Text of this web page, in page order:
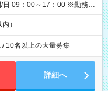
日 09：00～17：00 ※勤務時
）
/ 10名以上の大量募集
詳細へ